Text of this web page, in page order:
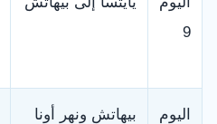
9
اليوم
بيهاتش ونهر أونا